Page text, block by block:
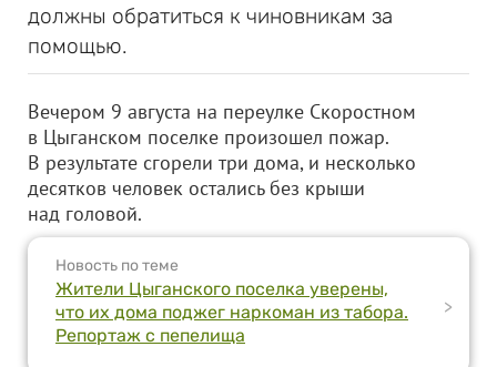
должны обратиться к чиновникам за
помощью.
Вечером 9 августа на переулке Скоростном
в Цыганском поселке произошел пожар.
В результате сгорели три дома, и несколько
десятков человек остались без крыши
над головой.
Новость по теме
Жители Цыганского поселка уверены,
что их дома поджег наркоман из табора.
Репортаж с пепелища
>